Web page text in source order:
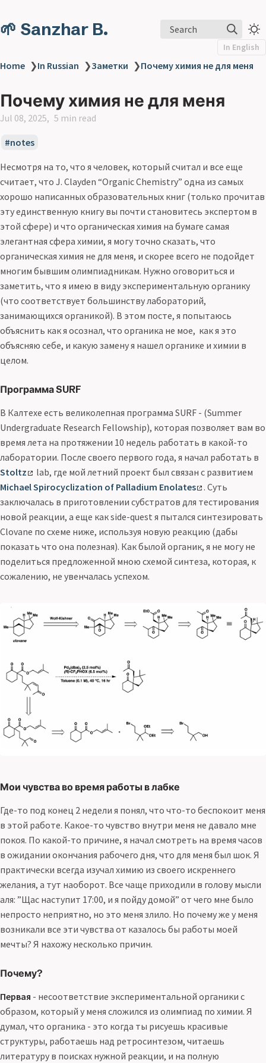
🌱 Sanzhar B. Search
In English
Home ❯In Russian ❯Заметки ❯Почему химия не для меня
Почему химия не для меня
Jul 08, 2025 5 min read
notes
Несмотря на то, что я человек, который считал и все еще
считает, что J. Clayden “Organic Chemistry” одна из самых
хорошо написанных образовательных книг (только прочитав
эту единственную книгу вы почти становитесь экспертом в
этой сфере) и что органическая химия на бумаге самая
элегантная сфера химии, я могу точно сказать, что
органическая химия не для меня, и скорее всего не подойдет
многим бывшим олимпиадникам. Нужно оговориться и
заметить, что я имею в виду экспериментальную органику
(что соответствует большинству лабораторий,
занимающихся органикой). В этом посте, я попытаюсь
объяснить как я осознал, что органика не мое, как я это
объясняю себе, и какую замену я нашел органике и химии в
целом.
Программа SURF
В Калтехе есть великолепная программа SURF - (Summer
Undergraduate Research Fellowship), которая позволяет вам во
время лета на протяжении 10 недель работать в какой-то
лаборатории. После своего первого года, я начал работать в
Stoltz
lab, где мой летний проект был связан с развитием
Michael Spirocyclization of Palladium Enolates
. Суть
заключалась в приготовлении субстратов для тестирования
новой реакции, а еще как side-quest я пытался синтезировать
Clovane по схеме ниже, используя новую реакцию (дабы
показать что она полезная). Как былой органик, я не могу не
поделиться предложенной мною схемой синтеза, которая, к
сожалению, не увенчалась успехом.
Мои чувства во время работы в лабке
Где-то под конец 2 недели я понял, что что-то беспокоит меня
в этой работе. Какое-то чувство внутри меня не давало мне
покоя. По какой-то причине, я начал смотреть на время часов
в ожидании окончания рабочего дня, что для меня был шок. Я
практически всегда изучал химию из своего искреннего
желания, а тут наоборот. Все чаще приходили в голову мысли
аля: ”Щас наступит 17:00, и я пойду домой” от чего мне было
непросто неприятно, но это меня злило. Но почему же у меня
возникали все эти чувства от казалось бы работы моей
мечты? Я нахожу несколько причин.
Почему?
Первая - несоответствие экспериментальной органики с
образом, который у меня сложился из олимпиад по химии. Я
думал, что органика - это когда ты рисуешь красивые
структуры, работаешь над ретросинтезом, читаешь
литературу в поисках нужной реакции, и на полную